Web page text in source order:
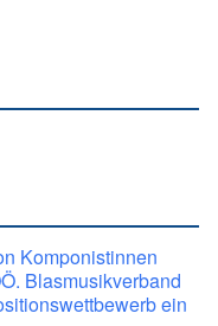
Komponistinnen
Blasmusikverband
ein